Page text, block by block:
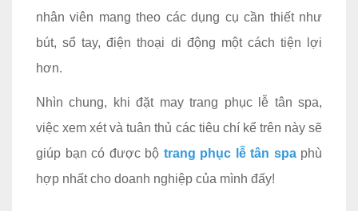
nhân viên mang theo các dụng cụ cần thiết như
bút, sổ tay, điện thoại di động một cách tiện lợi
hơn.
Nhìn chung, khi đặt may trang phục lễ tân spa,
việc xem xét và tuân thủ các tiêu chí kể trên này sẽ
giúp bạn có được bộ trang phục lễ tân spaphù
hợp nhất cho doanh nghiệp của mình đấy!